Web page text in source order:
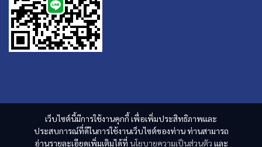
เว็บไซต์นี้มีการใช้งานคุกกี้ เพื่อเพิ่มประสิทธิภาพและ
ประสบการณ์ที่ดีในการใช้งานเว็บไซต์ของท่าน ท่านสามารถ
อ่านรายละเอียดเพิ่มเติมได้ที่ นโยบายความเป็นส่วนตัว และ